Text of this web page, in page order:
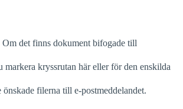
Om det finns dokument bifogade till
markera kryssrutan här eller för den enskilda
filerna till e-postmeddelandet.